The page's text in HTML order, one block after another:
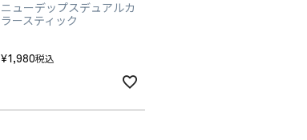
ニューデップスデュアルカ
ラースティック
¥1,980税込